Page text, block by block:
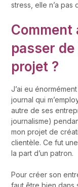
stress, elle n’a pas
passer de
projet ?
J’ai eu
journal qui
autre de ses
journalisme)
mon projet de
clientèle. Ce fut
la part d’un patron.
Pour créer son